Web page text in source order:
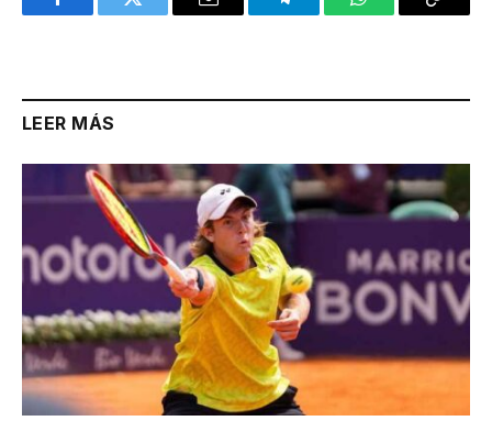
FacebookTwitter Email TelegramWhatsAppCopy
LEER MÁS